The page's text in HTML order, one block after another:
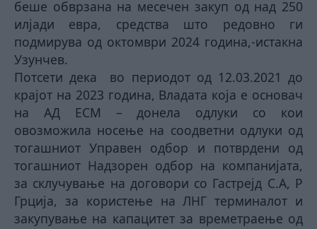
беше обврзана на месечен закуп од над 250
илјади евра, средства што редовно ги
подмирува од октомври 2024 година,-истакна
Узунчев.
Потсети дека во периодот од 12.03.2021 до
крајот на 2023 година, Владата која е основач
на АД ЕСМ – донела одлуки со кои
овозможила носење на соодветни одлуки од
тогашниот Управен одбор и потврдени од
тогашниот Надзорен oдбор на компанијата,
за склучување на договори со Гастрејд С.А, Р
Грција, за користeње на ЛНГ терминалот и
закупување на капацитет за времетраење од